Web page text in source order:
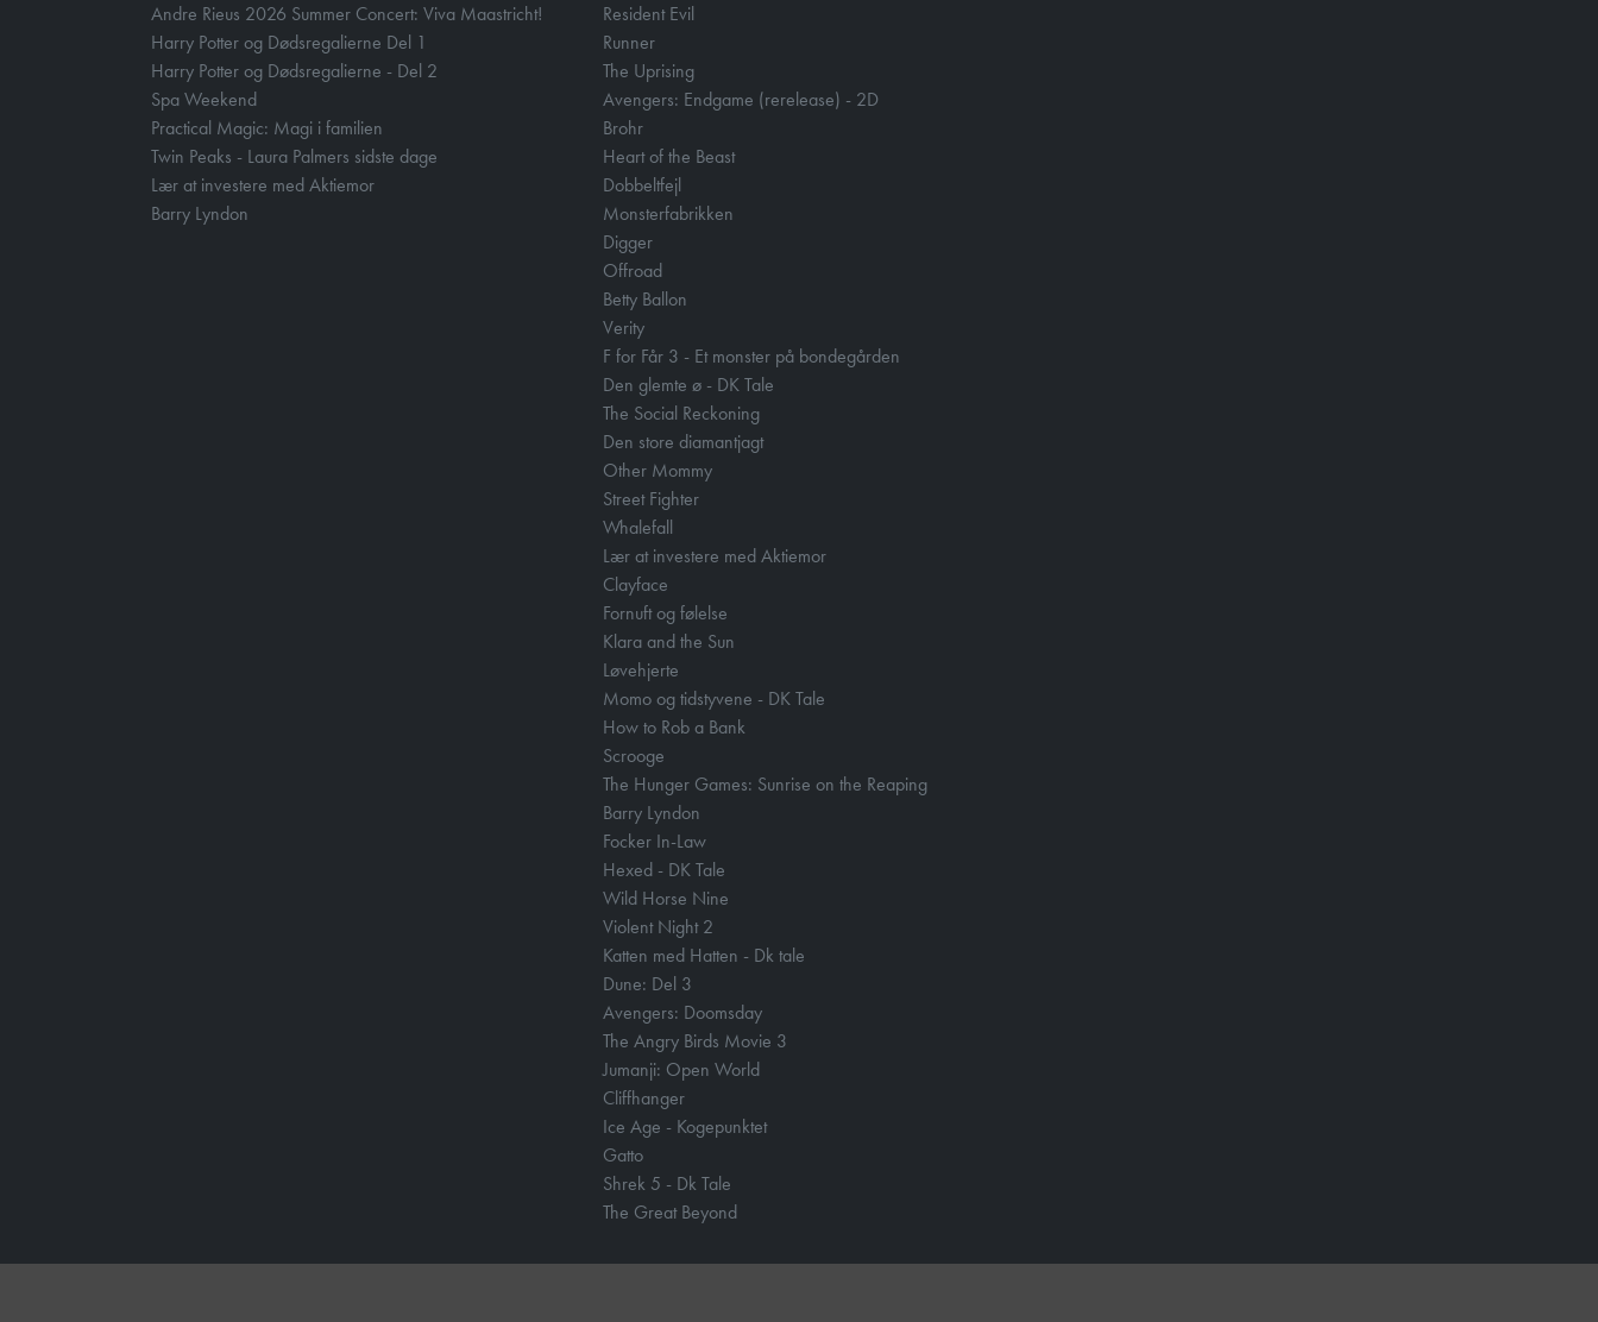
Andre Rieus 2026 Summer Concert: Viva Maastricht!
Harry Potter og Dødsregalierne Del 1
Harry Potter og Dødsregalierne - Del 2
Spa Weekend
Practical Magic: Magi i familien
Twin Peaks - Laura Palmers sidste dage
Lær at investere med Aktiemor
Barry Lyndon
Resident Evil
Runner
The Uprising
Avengers: Endgame (rerelease) - 2D
Brohr
Heart of the Beast
Dobbeltfejl
Monsterfabrikken
Digger
Offroad
Betty Ballon
Verity
F for Får 3 - Et monster på bondegården
Den glemte ø - DK Tale
The Social Reckoning
Den store diamantjagt
Other Mommy
Street Fighter
Whalefall
Lær at investere med Aktiemor
Clayface
Fornuft og følelse
Klara and the Sun
Løvehjerte
Momo og tidstyvene - DK Tale
How to Rob a Bank
Scrooge
The Hunger Games: Sunrise on the Reaping
Barry Lyndon
Focker In-Law
Hexed - DK Tale
Wild Horse Nine
Violent Night 2
Katten med Hatten - Dk tale
Dune: Del 3
Avengers: Doomsday
The Angry Birds Movie 3
Jumanji: Open World
Cliffhanger
Ice Age - Kogepunktet
Gatto
Shrek 5 - Dk Tale
The Great Beyond